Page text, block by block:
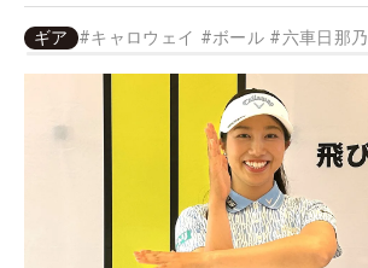
ギア #キャロウェイ #ボール #六車日那乃